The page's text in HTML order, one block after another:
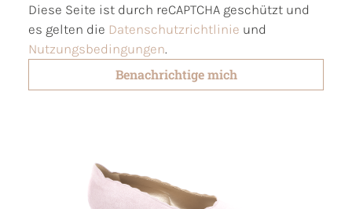
Diese Seite ist durch reCAPTCHA geschützt und
es gelten die Datenschutzrichtlinie und
Nutzungsbedingungen.
Benachrichtige mich